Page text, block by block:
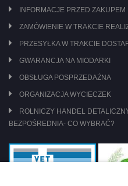
INFORMACJE PRZED ZAKUPEM
ZAMÓWIENIE W TRAKCIE
PRZESYŁKA W TRAKCIE
GWARANCJA NA MIODARKI
OBSŁUGA POSPRZEDAŻNA
ORGANIZACJA WYCIECZEK
ROLNICZY HANDEL
BEZPOŚREDNIA- CO WYBRAĆ?